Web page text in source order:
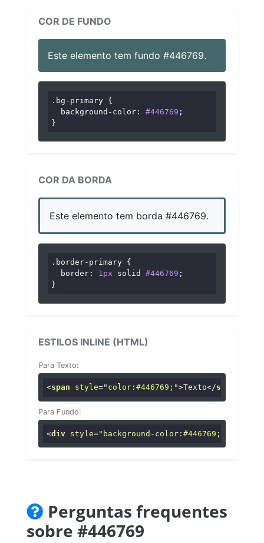
COR DE FUNDO
Este elemento tem fundo #446769.
.bg-primary {
background-color : #446769 ;
}
COR DA BORDA
Este elemento tem borda #446769.
.border-primary {
border : 1px solid #446769 ;
}
ESTILOS INLINE (HTML)
Para Texto:
<span style="color:#446769;">Texto</span
Para Fundo:
<div style="background-color:#446769;"
Perguntas frequentes
sobre #446769